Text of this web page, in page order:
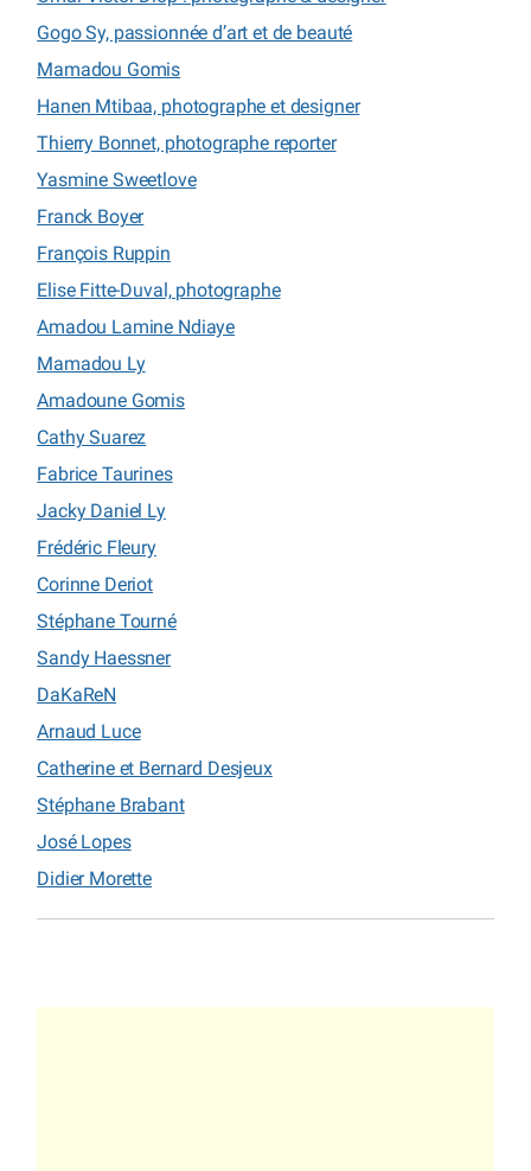
Gogo Sy, passionnée d’art et de beauté
Mamadou Gomis
Hanen Mtibaa, photographe et designer
Thierry Bonnet, photographe reporter
Yasmine Sweetlove
Franck Boyer
François Ruppin
Elise Fitte-Duval, photographe
Amadou Lamine Ndiaye
Mamadou Ly
Amadoune Gomis
Cathy Suarez
Fabrice Taurines
Jacky Daniel Ly
Frédéric Fleury
Corinne Deriot
Stéphane Tourné
Sandy Haessner
DaKaReN
Arnaud Luce
Catherine et Bernard Desjeux
Stéphane Brabant
José Lopes
Didier Morette